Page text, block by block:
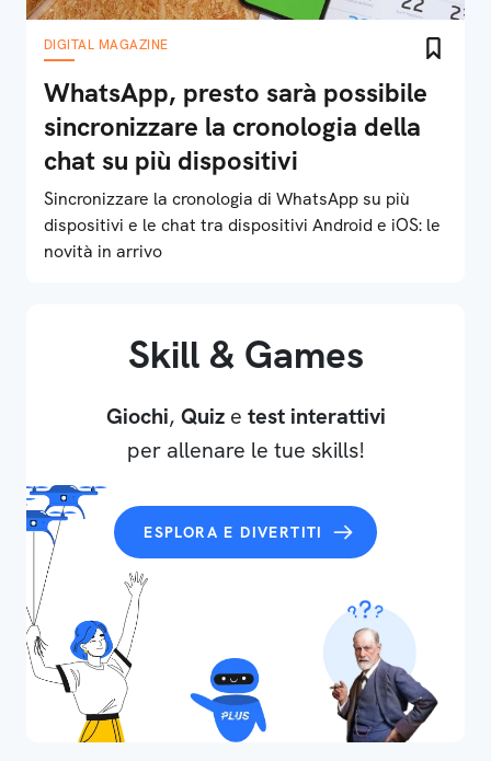
DIGITAL MAGAZINE
WhatsApp, presto sarà possibile
sincronizzare la cronologia della
chat su più dispositivi
Sincronizzare la cronologia di WhatsApp su più
dispositivi e le chat tra dispositivi Android e iOS: le
novità in arrivo
Skill & Games
Giochi, Quize test interattivi
per allenare le tue skills!
ESPLORA E DIVERTITI